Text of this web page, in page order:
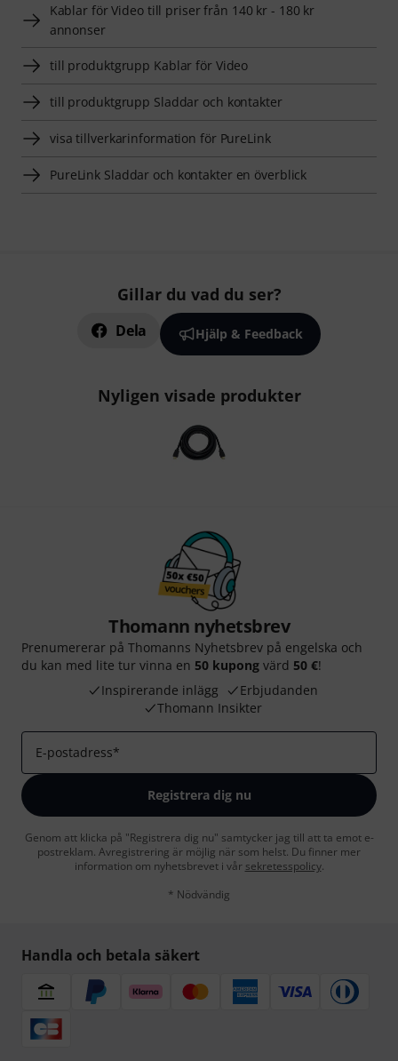
Kablar för Video till priser från 140 kr - 180 kr
annonser
till produktgrupp Kablar för Video
till produktgrupp Sladdar och kontakter
visa tillverkarinformation för PureLink
PureLink Sladdar och kontakter en överblick
Gillar du vad du ser?
Dela Hjälp & Feedback
Nyligen visade produkter
Thomann nyhetsbrev
Prenumererar på Thomanns Nyhetsbrev på engelska och
du kan med lite tur vinna en 50 kupong värd 50 €!
Inspirerande inlägg
Erbjudanden
Thomann Insikter
E-postadress*
Registrera dig nu
Genom att klicka på "Registrera dig nu" samtycker jag till att ta emot e-
postreklam. Avregistrering är möjlig när som helst. Du finner mer
information om nyhetsbrevet i vår sekretesspolicy.
* Nödvändig
Handla och betala säkert